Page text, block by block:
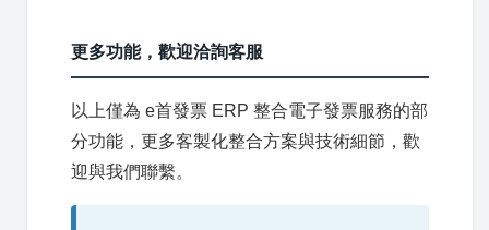
更多功能，歡迎洽詢客服
以上僅為 e首發票 ERP 整合電子發票服務的部
分功能，更多客製化整合方案與技術細節，歡
迎與我們聯繫。